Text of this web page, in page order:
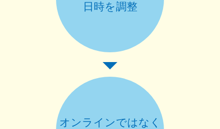
日時を調整
オンラインではなく